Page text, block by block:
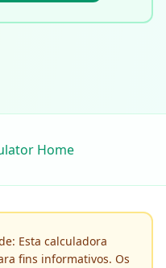
Home
Esta calculadora
fins informativos. Os